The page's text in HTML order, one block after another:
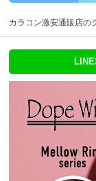
カラコン激安通販店の